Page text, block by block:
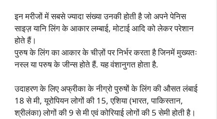
इन मरीजों में सबसे ज्यादा संख्या उनकी होती है जो अपने पेनिस
साइज़ यानि लिंग के आकार लम्बाई, मोटाई आदि को लेकर परेशान
होते हैं।
पुरुष के लिंग का आकार के चीज़ों पर निर्भर करता है जिनमें मुख्यतः
नस्ल या परुष के जीन्स होते हैं. यह वंशानुगत होता है.
उदाहरण के लिए अफ्रीका के नीग्रो पुरुषों के लिंग की औसत लंबाई
18 से मी, यूरोपियन लोगों की 15, एशिया (भारत, पाकिस्तान,
श्रीलंका) लोगों की 9 से मी एवं कोरियाई लोगों की 5 सेमी होती है।